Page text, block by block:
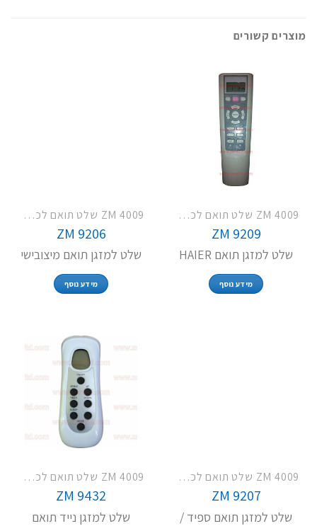
מוצרים קשורים
ZM 4009 שלט תואם לכל מזגני פמילי TCL LG האייר וסמסונג
ZM 9209
שלט למזגן תואם HAIER
מידע נוסף
ZM 4009 שלט תואם לכל מזגני פמילי TCL LG האייר וסמסונג
ZM 9206
שלט למזגן תואם מיצובישי
מידע נוסף
ZM 4009 שלט תואם לכל מזגני פמילי TCL LG האייר וסמסונג
ZM 9207
שלט למזגן תואם ספיד /
ZM 4009 שלט תואם לכל מזגני פמילי TCL LG האייר וסמסונג
ZM 9432
שלט למזגן נייד תואם